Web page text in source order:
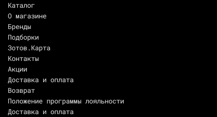
Каталог
О магазине
Бренды
Подборки
Зотов.Карта
Контакты
Акции
Доставка и оплата
Возврат
Положение программы лояльности
Доставка и оплата